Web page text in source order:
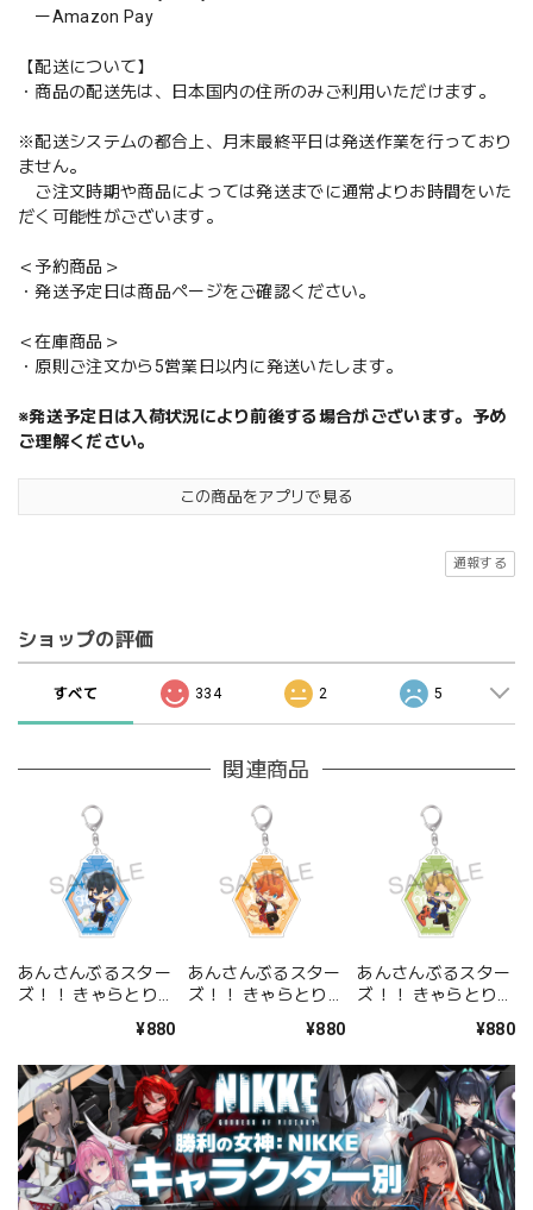
ーAmazon Pay
【配送について】
・商品の配送先は、日本国内の住所のみご利用いただけます。
※配送システムの都合上、月末最終平日は発送作業を行っており
ません。
ご注文時期や商品によっては発送までに通常よりお時間をいた
だく可能性がございます。
＜予約商品＞
・発送予定日は商品ページをご確認ください。
＜在庫商品＞
・原則ご注文から5営業日以内に発送いたします。
※発送予定日は入荷状況により前後する場合がございます。予め
ご理解ください。
この商品をアプリで見る
通報する
ショップの評価
すべて 334 2 5
関連商品
あんさんぶるスター
ズ！！ きゃらとりあ
¥880
あんさんぶるスター
ズ！！ きゃらとりあ
¥880
あんさんぶるスター
ズ！！ きゃらとりあ
¥880